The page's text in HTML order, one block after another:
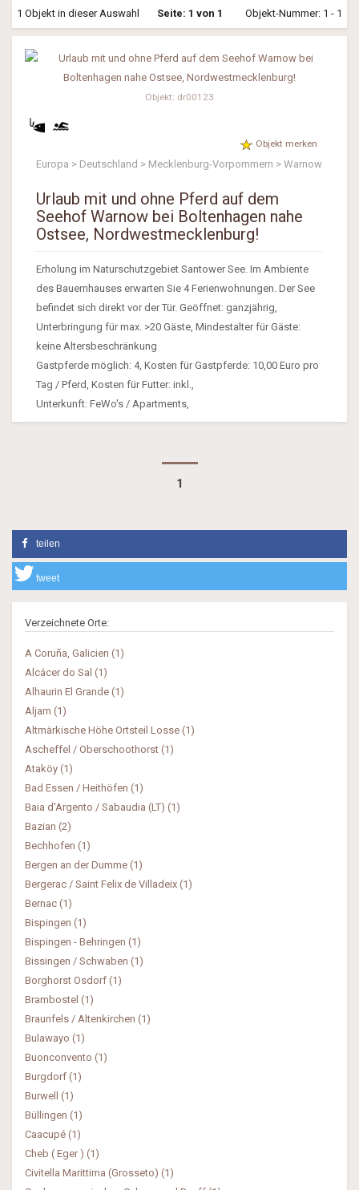
1 Objekt in dieser Auswahl Seite: 1 von 1 Objekt-Nummer: 1 - 1
Objekt: dr00123
Objekt merken
Europa > Deutschland > Mecklenburg-Vorpommern > Warnow
Urlaub mit und ohne Pferd auf dem
Seehof Warnow bei Boltenhagen nahe
Ostsee, Nordwestmecklenburg!
Erholung im Naturschutzgebiet Santower See. Im Ambiente
des Bauernhauses erwarten Sie 4 Ferienwohnungen. Der See
befindet sich direkt vor der Tür. Geöffnet: ganzjährig,
Unterbringung für max. >20 Gäste, Mindestalter für Gäste:
keine Altersbeschränkung
Gastpferde möglich: 4, Kosten für Gastpferde: 10,00 Euro pro
Tag / Pferd, Kosten für Futter: inkl.,
Unterkunft: FeWo's / Apartments,
1
teilen
tweet
Verzeichnete Orte:
A Coruña, Galicien (1)
Alcácer do Sal (1)
Alhaurin El Grande (1)
Aljarn (1)
Altmärkische Höhe Ortsteil Losse (1)
Ascheffel / Oberschoothorst (1)
Ataköy (1)
Bad Essen / Heithöfen (1)
Baia d'Argento / Sabaudia (LT) (1)
Bazian (2)
Bechhofen (1)
Bergen an der Dumme (1)
Bergerac / Saint Felix de Villadeix (1)
Bernac (1)
Bispingen (1)
Bispingen - Behringen (1)
Bissingen / Schwaben (1)
Borghorst Osdorf (1)
Brambostel (1)
Braunfels / Altenkirchen (1)
Bulawayo (1)
Buonconvento (1)
Burgdorf (1)
Burwell (1)
Büllingen (1)
Caacupé (1)
Cheb ( Eger ) (1)
Civitella Marittima (Grosseto) (1)